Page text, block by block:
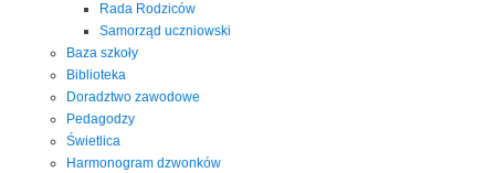
Rada Rodziców
Samorząd uczniowski
Baza szkoły
Biblioteka
Doradztwo zawodowe
Pedagodzy
Świetlica
Harmonogram dzwonków